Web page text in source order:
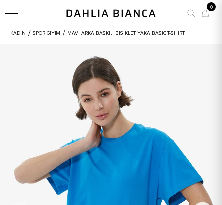
0
KADIN / SPOR GİYİM / MAVI ARKA BASKILI BISIKLET YAKA BASIC T-SHIRT